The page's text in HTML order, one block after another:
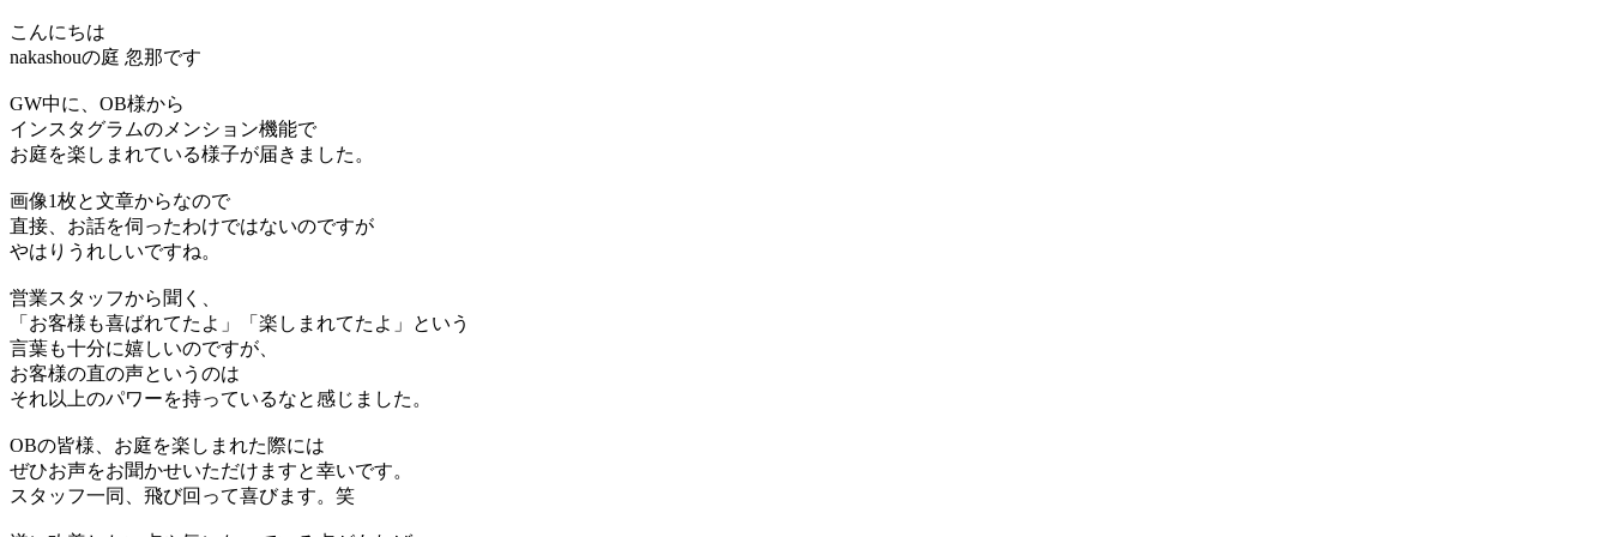
こんにちは
nakashouの庭 忽那です
GW中に、OB様から
インスタグラムのメンション機能で
お庭を楽しまれている様子が届きました。
画像1枚と文章からなので
直接、お話を伺ったわけではないのですが
やはりうれしいですね。
営業スタッフから聞く、
「お客様も喜ばれてたよ」「楽しまれてたよ」という
言葉も十分に嬉しいのですが、
お客様の直の声というのは
それ以上のパワーを持っているなと感じました。
OBの皆様、お庭を楽しまれた際には
ぜひお声をお聞かせいただけますと幸いです。
スタッフ一同、飛び回って喜びます。笑